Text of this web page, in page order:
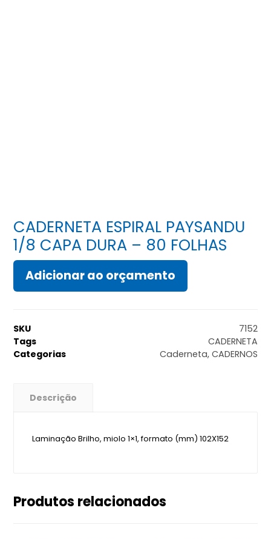
CADERNETA ESPIRAL PAYSANDU
1/8 CAPA DURA – 80 FOLHAS
Adicionar ao orçamento
SKU
7152
Tags
CADERNETA
Categorias
Caderneta, CADERNOS
Descrição
Laminação Brilho, miolo 1×1, formato (mm) 102X152
Produtos relacionados